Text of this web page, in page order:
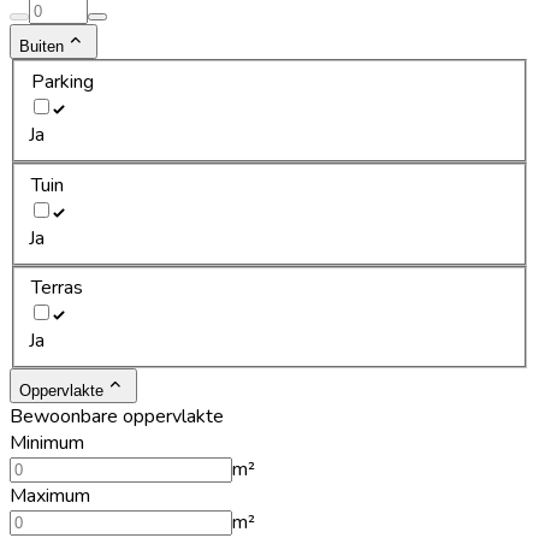
Buiten
Parking
Ja
Tuin
Ja
Terras
Ja
Oppervlakte
Bewoonbare oppervlakte
Minimum
m²
Maximum
m²